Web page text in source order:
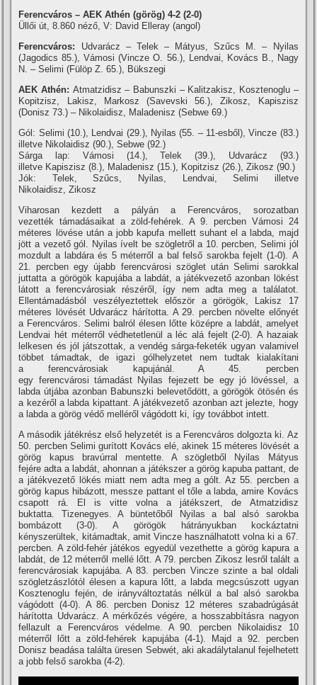
Ferencváros – AEK Athén (görög) 4-2 (2-0)
Üllői út, 8.860 néző, V: David Elleray (angol)
Ferencváros: Udvarácz – Telek – Mátyus, Szűcs M. – Nyilas
(Jagodics 85.), Vámosi (Vincze O. 56.), Lendvai, Kovács B., Nagy
N. – Selimi (Fülöp Z. 65.), Bükszegi
AEK Athén: Atmatzidisz – Babunszki – Kalitzakisz, Kosztenoglu –
Kopitzisz, Lakisz, Markosz (Savevski 56.), Zikosz, Kapiszisz
(Donisz 73.) – Nikolaidisz, Maladenisz (Sebwe 69.)
Gól: Selimi (10.), Lendvai (29.), Nyilas (55. – 11-esből), Vincze (83.)
illetve Nikolaidisz (90.), Sebwe (92.)
Sárga lap: Vámosi (14.), Telek (39.), Udvarácz (93.)
illetve Kapiszisz (8.), Maladenisz (15.), Kopitzisz (26.), Zikosz (90.)
Jók: Telek, Szűcs, Nyilas, Lendvai, Selimi illetve
Nikolaidisz, Zikosz
Viharosan kezdett a pályán a Ferencváros, sorozatban
vezették támadásaikat a zöld-fehérek. A 9. percben Vámosi 24
méteres lövése után a jobb kapufa mellett suhant el a labda, majd
jött a vezető gól. Nyilas í­velt be szögletről a 10. percben, Selimi jól
mozdult a labdára és 5 méterről a bal felső sarokba fejelt (1-0). A
21. percben egy újabb ferencvárosi szöglet után Selimi sarokkal
juttatta a görögök kapujába a labdát, a játékvezető azonban lökést
látott a ferencvárosiak részéről, í­gy nem adta meg a találatot.
Ellentámadásból veszélyeztettek először a görögök, Lakisz 17
méteres lövését Udvarácz hárí­totta. A 29. percben növelte előnyét
a Ferencváros. Selimi balról élesen lőtte középre a labdát, amelyet
Lendvai hét méterről védhetetlenül a léc alá fejelt (2-0). A hazaiak
lelkesen és jól játszottak, a vendég sárga-feketék ugyan valamivel
többet támadtak, de igazi gólhelyzetet nem tudtak kialakí­tani
a ferencvárosiak kapujánál. A 45. percben
egy ferencvárosi támadást Nyilas fejezett be egy jó lövéssel, a
labda útjába azonban Babunszki belevetődött, a görögök ötösén és
a kezéről a labda kipattant. A játékvezető azonban azt jelezte, hogy
a labda a görög védő melléről vágódott ki, í­gy továbbot intett.
A második játékrész első helyzetét is a Ferencváros dolgozta ki. Az
50. percben Selimi gurí­tott Kovács elé, akinek 15 méteres lövését a
görög kapus bravúrral mentette. A szögletből Nyilas Mátyus
fejére adta a labdát, ahonnan a játékszer a görög kapuba pattant, de
a játékvezető lökés miatt nem adta meg a gólt. Az 55. percben a
görög kapus hibázott, messze pattant el tőle a labda, amire Kovács
csapott rá. El is vitte volna a játékszert, de Atmatzidisz
buktatta. Tizenegyes. A büntetőből Nyilas a bal alsó sarokba
bombázott (3-0). A görögök hátrányukban kockáztatni
kényszerültek, kitámadtak, amit Vincze használhatott volna ki a 67.
percben. A zöld-fehér játékos egyedül vezethette a görög kapura a
labdát, de 12 méterről mellé lőtt. A 79. percben Zikosz lesről talált a
ferencvárosiak kapujába. A 83. percben Vincze szinte a bal oldali
szögletzászlótól élesen a kapura lőtt, a labda megcsúszott ugyan
Kosztenoglu fején, de irányváltoztatás nélkül a bal alsó sarokba
vágódott (4-0). A 86. percben Donisz 12 méteres szabadrúgását
hárí­totta Udvarácz. A mérkőzés végére, a hosszabbí­tásra nagyon
fellazult a Ferencváros védelme. A 90. percben Nikolaidisz 10
méterről lőtt a zöld-fehérek kapujába (4-1). Majd a 92. percben
Donisz beadása találta üresen Sebwét, aki akadálytalanul fejelhetett
a jobb felső sarokba (4-2).